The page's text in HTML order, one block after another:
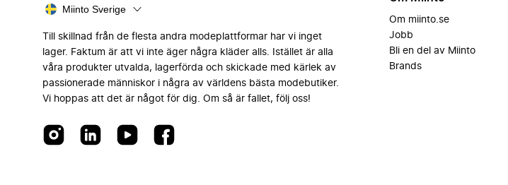
Miinto Sverige
Till skillnad från de flesta andra modeplattformar har vi inget
lager. Faktum är att vi inte äger några kläder alls. Istället är alla
våra produkter utvalda, lagerförda och skickade med kärlek av
passionerade människor i några av världens bästa modebutiker.
Vi hoppas att det är något för dig. Om så är fallet, följ oss!
Om miinto.se
Jobb
Bli en del av Miinto
Brands